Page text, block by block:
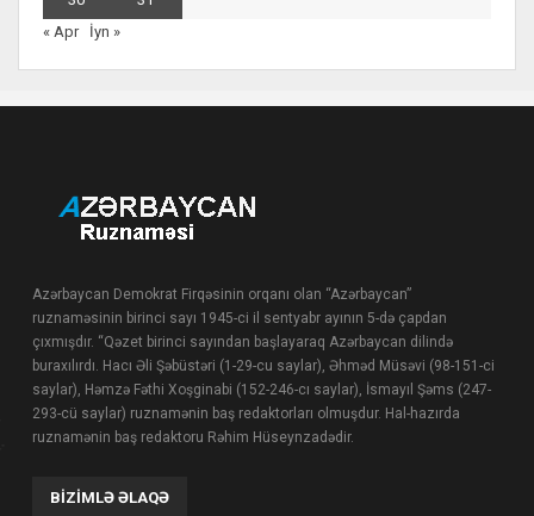
« Apr
İyn »
Azərbaycan Demokrat Firqəsinin orqanı olan “Azərbaycan”
ruznaməsinin birinci sayı 1945-ci il sentyabr ayının 5-də çapdan
çıxmışdır. “Qəzet birinci sayından başlayaraq Azərbaycan dilində
buraxılırdı. Hacı Əli Şəbüstəri (1-29-cu saylar), Əhməd Müsəvi (98-151-ci
saylar), Həmzə Fəthi Xoşginabi (152-246-cı saylar), İsmayıl Şəms (247-
293-cü saylar) ruznamənin baş redaktorları olmuşdur. Hal-hazırda
ruznamənin baş redaktoru Rəhim Hüseynzadədir.
BIZIMLƏ ƏLAQƏ